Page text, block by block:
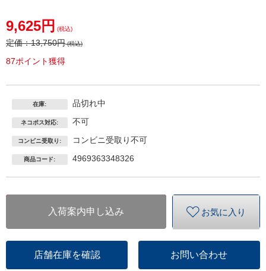
9,625円 (税込)
定価：13,750円(税込)
87ポイント獲得
在庫: 品切れ中
ネコポス対応: 不可
コンビニ受取り: コンビニ受取り不可
商品コード: 4969363348326
入荷案内申し込み お気に入り
店舗在庫を確認 お問い合わせ